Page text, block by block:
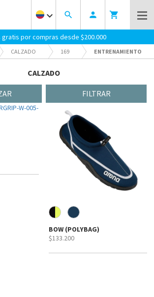
keyboard_arrow_down search person shopping_cart
gratis por compras desde $200.000
CALZADO 169 ENTRENAMIENTO
CALZADO
FILTRAR
BOW (POLYBAG)
$133.200